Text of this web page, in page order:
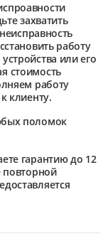
захватить
работу
или его
стоимость
работу
клиенту.
поломок
гарантию до 12
повторной